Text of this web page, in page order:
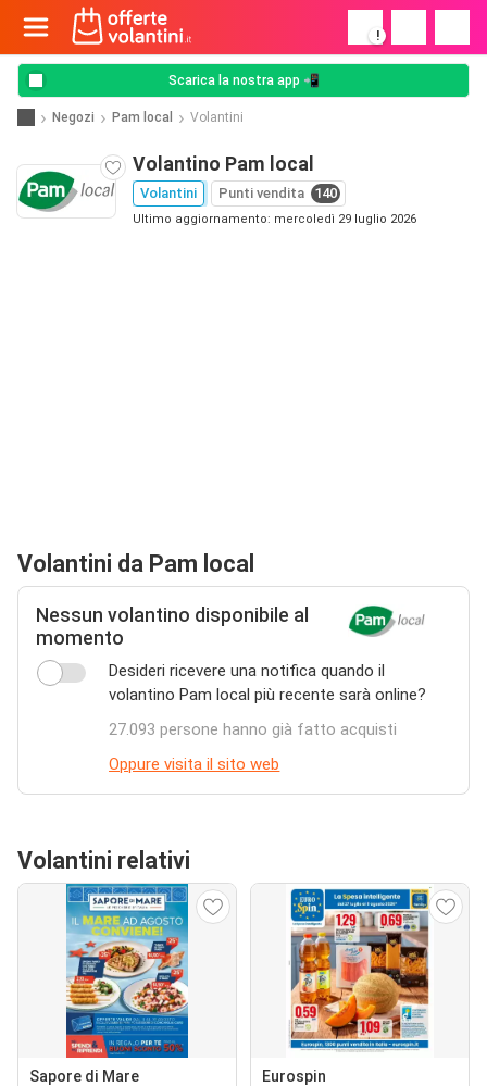
!
Scarica la nostra app 📲
Negozi Pam local Volantini
Volantino Pam local
Volantini Punti vendita 140
Ultimo aggiornamento: mercoledì 29 luglio 2026
Volantini da Pam local
Nessun volantino disponibile al
momento
Desideri ricevere una notifica quando il
volantino Pam local più recente sarà online?
27.093 persone hanno già fatto acquisti
Oppure visita il sito web
Volantini relativi
Sapore di Mare Eurospin